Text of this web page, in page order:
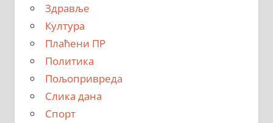
Здравље
Култура
Плаћени ПР
Политика
Пољопривреда
Слика дана
Спорт